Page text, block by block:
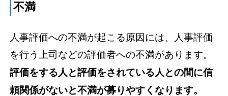
不満
人事評価への不満が起こる原因には、人事評価
を行う上司などの評価者への不満があります。
評価をする人と評価をされている人との間に信
頼関係がないと不満が募りやすくなります。